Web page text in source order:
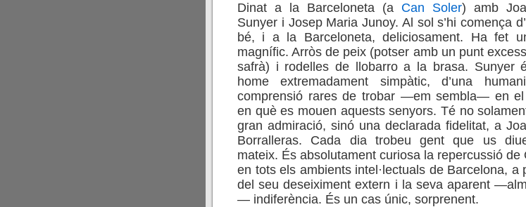
Dinat a la Barceloneta (a Can Soler) amb
Sunyer i Josep Maria Junoy. Al sol s’hi comença
bé, i a la Barceloneta, deliciosament. Ha fet
magnífic. Arròs de peix (potser amb un punt
safrà) i rodelles de llobarro a la brasa. Sunyer
home extremadament simpàtic, d’una
comprensió rares de trobar —em sembla— en el
en què es mouen aquests senyors. Té no
gran admiració, sinó una declarada fidelitat, a
Borralleras. Cada dia trobeu gent que us
mateix. És absolutament curiosa la repercussió de
en tots els ambients intel·lectuals de Barcelona, a
del seu deseiximent extern i la seva aparent
— indiferència. És un cas únic, sorprenent.